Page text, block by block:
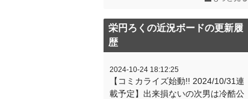
栄円ろくの近況ボードの更新履
歴
2024-10-24 18:12:25
【コミカライズ始動!! 2024/10/31連
載予定】出来損ないの次男は冷酷公